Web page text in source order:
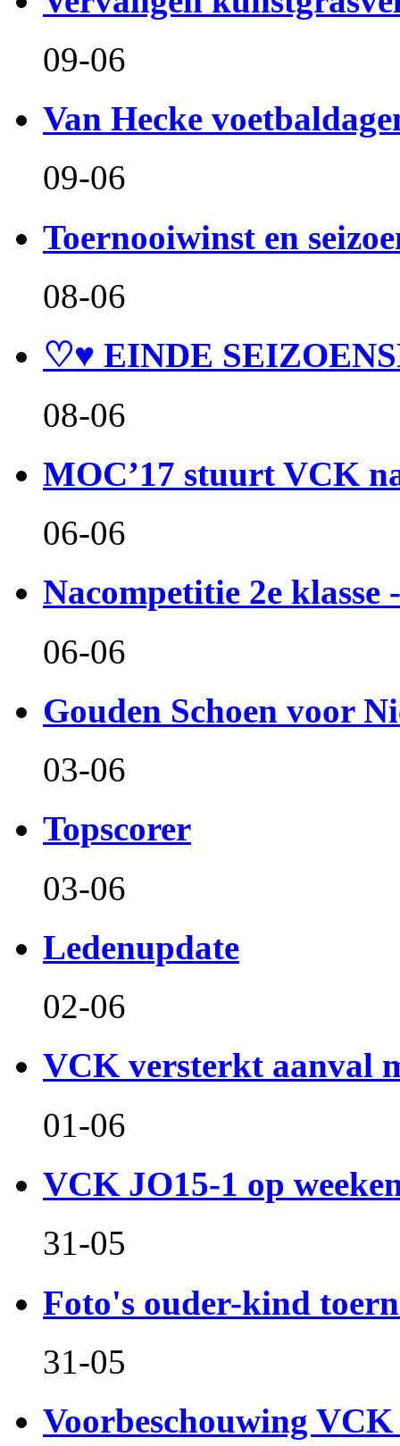
09-06
Van Hecke
09-06
Toernooiwinst en
08-06
♡♥ EINDE
08-06
MOC’17 stuurt VCK
06-06
Nacompetitie 2e klasse
06-06
Gouden Schoen voor
03-06
Topscorer
03-06
Ledenupdate
02-06
VCK versterkt aanval
01-06
VCK JO15-1 op
31-05
Foto's ouder-kind
31-05
Voorbeschouwing VCK